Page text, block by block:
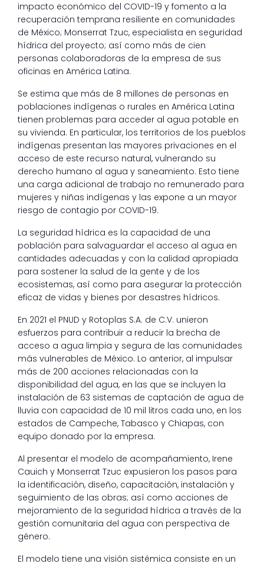
impacto económico del COVID-19 y fomento a la
recuperación temprana resiliente en comunidades
de México; Monserrat Tzuc, especialista en seguridad
hídrica del proyecto; así como más de cien
personas colaboradoras de la empresa de sus
oficinas en América Latina.
Se estima que más de 8 millones de personas en
poblaciones indígenas o rurales en América Latina
tienen problemas para acceder al agua potable en
su vivienda. En particular, los territorios de los pueblos
indígenas presentan las mayores privaciones en el
acceso de este recurso natural, vulnerando su
derecho humano al agua y saneamiento. Esto tiene
una carga adicional de trabajo no remunerado para
mujeres y niñas indígenas y las expone a un mayor
riesgo de contagio por COVID-19.
La seguridad hídrica es la capacidad de una
población para salvaguardar el acceso al agua en
cantidades adecuadas y con la calidad apropiada
para sostener la salud de la gente y de los
ecosistemas, así como para asegurar la protección
eficaz de vidas y bienes por desastres hídricos.
En 2021 el PNUD y Rotoplas S.A. de C.V. unieron
esfuerzos para contribuir a reducir la brecha de
acceso a agua limpia y segura de las comunidades
más vulnerables de México. Lo anterior, al impulsar
más de 200 acciones relacionadas con la
disponibilidad del agua, en las que se incluyen la
instalación de 63 sistemas de captación de agua de
lluvia con capacidad de 10 mil litros cada uno, en los
estados de Campeche, Tabasco y Chiapas, con
equipo donado por la empresa.
Al presentar el modelo de acompañamiento, Irene
Cauich y Monserrat Tzuc expusieron los pasos para
la identificación, diseño, capacitación, instalación y
seguimiento de las obras; así como acciones de
mejoramiento de la seguridad hídrica a través de la
gestión comunitaria del agua con perspectiva de
género.
El modelo tiene una visión sistémica consiste en un